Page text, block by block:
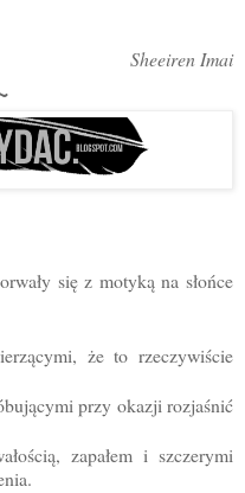
Sheeiren Imai
się z motyką na słońce
że to rzeczywiście
przy okazji rozjaśnić
zapałem i szczerymi